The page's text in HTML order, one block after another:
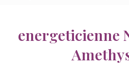
energeticienne